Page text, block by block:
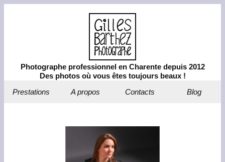
Photographe professionnel en Charente depuis 2012
Des photos où vous êtes toujours beaux !
Prestations
A propos Contacts Blog